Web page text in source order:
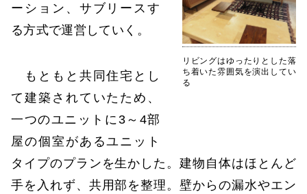
リビングはゆったりとした落
ち着いた雰囲気を演出してい
る
ーション、サブリースす
る方式で運営していく。
もともと共同住宅とし
て建築されていたため、
一つのユニットに3～4部
屋の個室があるユニット
タイプのプランを生かした。建物自体はほとんど
手を入れず、共用部を整理。壁からの漏水やエン